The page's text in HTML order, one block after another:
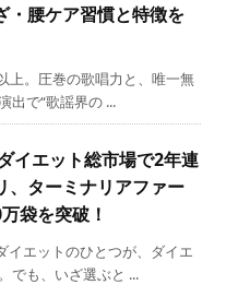
・腰ケア習慣と特徴を
上。圧巻の歌唱力と、唯一無
出で“歌謡界の ...
イエット総市場で2年連
、ターミナリアファー
袋を突破！
イエットのひとつが、ダイエ
でも、いざ選ぶと ...